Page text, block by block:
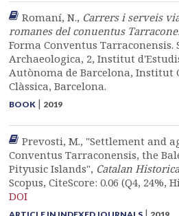
Romaní, N., Carrers i serveis
romanes del conuentus
Forma Conventus Tarraconensis.
Archaeologica, 2, Institut
Autònoma de Barcelona, Institut
Clàssica, Barcelona.
BOOK | 2019
Prevosti, M., "Settlement and
Conventus Tarraconensis, the
Pityusic Islands", Catalan
Scopus, CiteScore: 0.06 (Q4, 24%,
DOI
|